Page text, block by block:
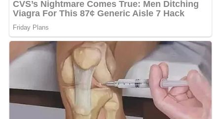
Diese Zutaten brauchen wir…
500 bis 750 g Möhren oder Karotten
3 bis 4 Eßlöffel Butter oder Margarine
Salz
1 Teelöffel Zucker
1/8 Liter kräftige Fleischbrühe oder Bratsaft
1 süße oder saure Sahne
Dill oder Petersilie